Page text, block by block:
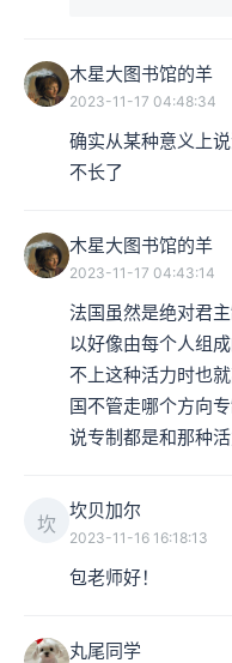
本集编辑：ruicen、山楂、林
木星大图书馆的羊
2023-11-17 04:48:34
确实从某种意义上
不长了
木星大图书馆的羊
2023-11-17 04:43:14
法国虽然是绝对君
以好像由每个人组
不上这种活力时也
国不管走哪个方向
说专制都是和那种
坎
坎贝加尔
2023-11-16 16:18:13
包老师好！
丸尾同学